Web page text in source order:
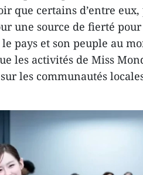
que certains d’entre
une source de fierté
pays et son peuple au
les activités de Miss
les communautés